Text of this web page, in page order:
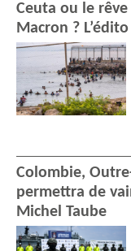
Ceuta ou le
Macron ?
Colombie,
permettra de
Michel Taube